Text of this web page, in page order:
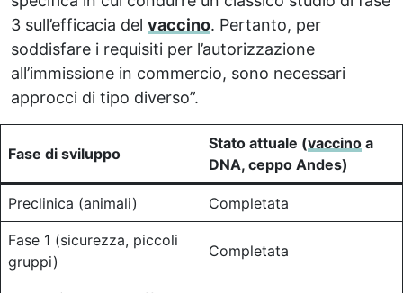
3 sull’efficacia del vaccino. Pertanto, per
soddisfare i requisiti per l’autorizzazione
all’immissione in commercio, sono necessari
approcci di tipo diverso”.
Fase di sviluppo
Stato attuale (vaccino a
DNA, ceppo Andes)
Preclinica (animali) Completata
Fase 1 (sicurezza, piccoli
gruppi)
Completata